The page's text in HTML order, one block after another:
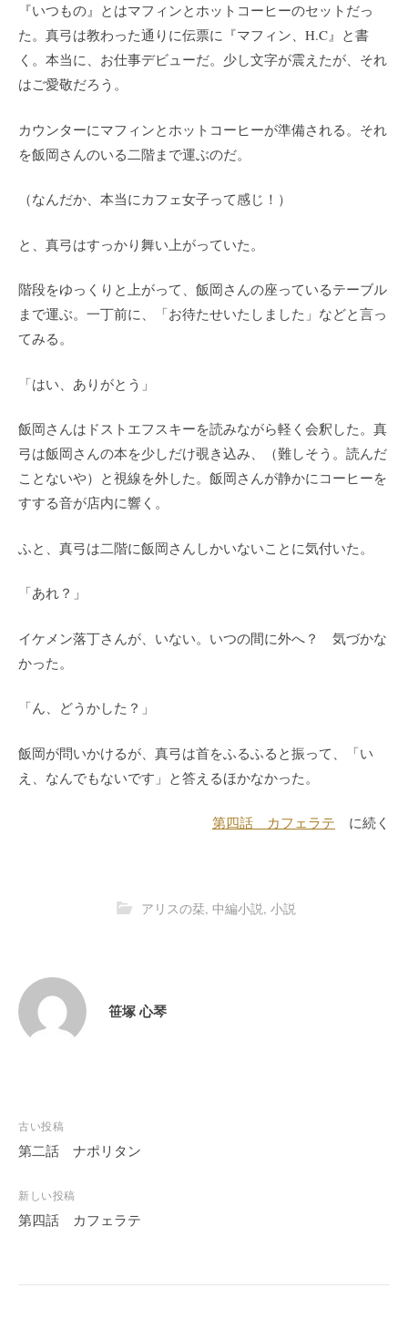
『いつもの』とはマフィンとホットコーヒーのセットだっ
た。真弓は教わった通りに伝票に『マフィン、H.C』と書
く。本当に、お仕事デビューだ。少し文字が震えたが、それ
はご愛敬だろう。
カウンターにマフィンとホットコーヒーが準備される。それ
を飯岡さんのいる二階まで運ぶのだ。
（なんだか、本当にカフェ女子って感じ！）
と、真弓はすっかり舞い上がっていた。
階段をゆっくりと上がって、飯岡さんの座っているテーブル
まで運ぶ。一丁前に、「お待たせいたしました」などと言っ
てみる。
「はい、ありがとう」
飯岡さんはドストエフスキーを読みながら軽く会釈した。真
弓は飯岡さんの本を少しだけ覗き込み、（難しそう。読んだ
ことないや）と視線を外した。飯岡さんが静かにコーヒーを
すする音が店内に響く。
ふと、真弓は二階に飯岡さんしかいないことに気付いた。
「あれ？」
イケメン落丁さんが、いない。いつの間に外へ？ 気づかな
かった。
「ん、どうかした？」
飯岡が問いかけるが、真弓は首をふるふると振って、「い
え、なんでもないです」と答えるほかなかった。
第四話 カフェラテ に続く
アリスの栞, 中編小説, 小説
笹塚 心琴
投
稿
ビ
ゲ
古い投稿
第二話 ナポリタン
新しい投稿
第四話 カフェラテ